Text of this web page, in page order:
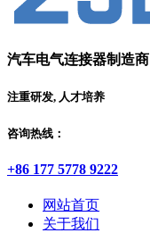
汽车电气连接器制造商
注重研发, 人才培养
咨询热线：
+86 177 5778 9222
网站首页
关于我们